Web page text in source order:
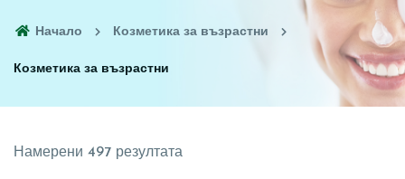
Начало Козметика за възрастни
Козметика за възрастни
Намерени 497 резултата